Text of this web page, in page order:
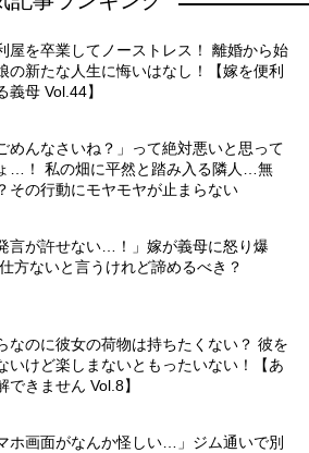
屋を卒業してノーストレス！ 離婚から始
の新たな人生に悔いはなし！【嫁を便利
義母 Vol.44】
めんなさいね？」って絶対悪いと思って
…！ 私の畑に平然と踏み入る隣人…無
その行動にモヤモヤが止まらない
言が許せない…！」嫁が義母に怒り爆
方ないと言うけれど諦めるべき？
なのに彼女の荷物は持ちたくない？ 彼を
いけど楽しまないともったいない！【あ
できません Vol.8】
ホ画面がなんか怪しい…」ジム通いで別